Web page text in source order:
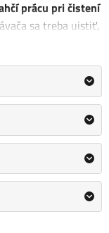
prácu pri čistení
sa treba uistiť,
(v x š x h): 380